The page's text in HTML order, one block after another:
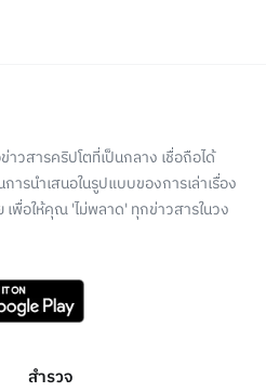
าวสารคริปโตที่เป็นกลาง เชื่อถือได้
ารนำเสนอในรูปแบบของการเล่าเรื่อง
เพื่อให้คุณ 'ไม่พลาด' ทุกข่าวสารในวง
สำรวจ